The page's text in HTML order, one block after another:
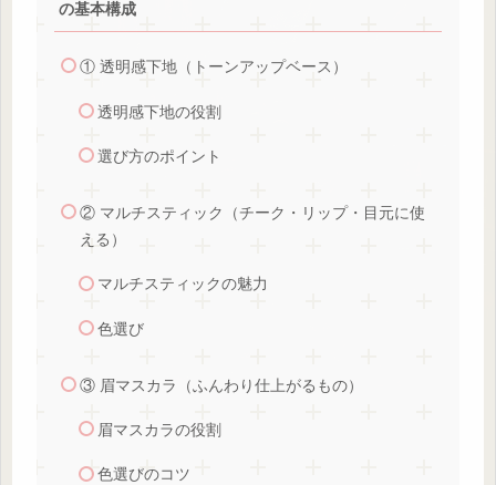
の基本構成
① 透明感下地（トーンアップベース）
透明感下地の役割
選び方のポイント
② マルチスティック（チーク・リップ・目元に使
える）
マルチスティックの魅力
色選び
③ 眉マスカラ（ふんわり仕上がるもの）
眉マスカラの役割
色選びのコツ